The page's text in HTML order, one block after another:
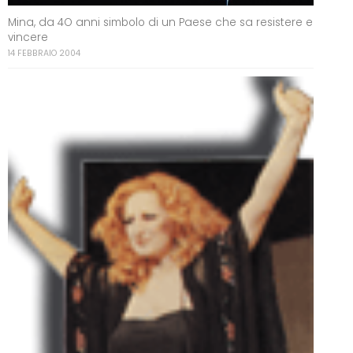
Mina, da 4O anni simbolo di un Paese che sa resistere e
vincere
14 FEBBRAIO 2004